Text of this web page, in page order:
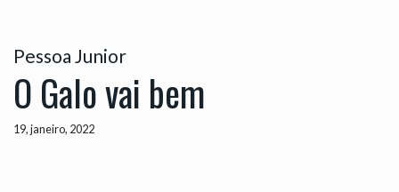
Pessoa Junior
O Galo vai bem
19, janeiro, 2022